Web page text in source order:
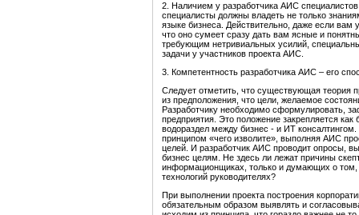
2. Наличием у разработчика АИС
специалисты должны владеть не только
языке бизнеса. Действительно, даже если вам
что оно сумеет сразу дать вам ясные и
требующим нетривиальных усилий,
задачи у участников проекта АИС.
3. Компетентность разработчика АИС – его
Следует отметить, что существующая теория
из предположения, что цели, желаемое
Разработчику необходимо сформулировать,
предприятия. Это положение закрепляется
водораздел между бизнес - и ИТ
принципом «чего изволите», выполняя АИС
целей. И разработчик АИС проводит опросы,
бизнес целям. Не здесь ли лежат причины
информационщиках, только и думающих о
технологий руководителях?
При выполнении проекта построения
обязательным образом выявлять и